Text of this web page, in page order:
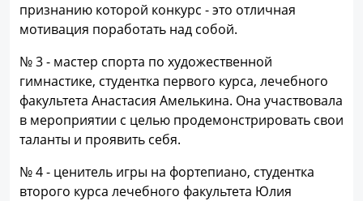
признанию которой конкурс - это отличная
мотивация поработать над собой.
№ 3 - мастер спорта по художественной
гимнастике, студентка первого курса, лечебного
факультета Анастасия Амелькина. Она участвовала
в мероприятии с целью продемонстрировать свои
таланты и проявить себя.
№ 4 - ценитель игры на фортепиано, студентка
второго курса лечебного факультета Юлия